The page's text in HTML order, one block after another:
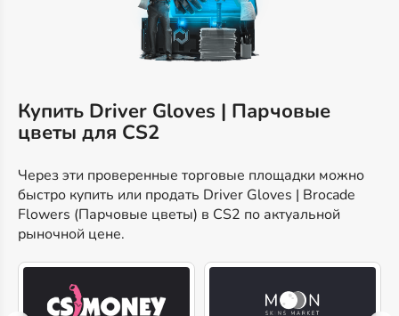
Купить Driver Gloves | Парчовые
цветы для CS2
Через эти проверенные торговые площадки можно
быстро купить или продать Driver Gloves | Brocade
Flowers (Парчовые цветы) в CS2 по актуальной
рыночной цене.